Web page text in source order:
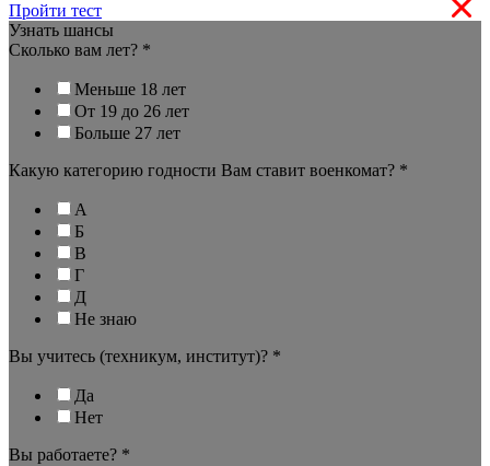
Пройти тест
Узнать шансы
Сколько вам лет? *
Меньше 18 лет
От 19 до 26 лет
Больше 27 лет
Какую категорию годности Вам ставит военкомат? *
А
Б
В
Г
Д
Не знаю
Вы учитесь (техникум, институт)? *
Да
Нет
Вы работаете? *